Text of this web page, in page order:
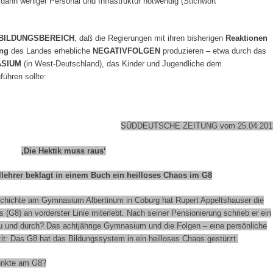
, daß die Regierungen mit ihren bisherigen Reaktionen
des Landes erhebliche NEGATIVFOLGEN produzieren – etwa durch das
(in West-Deutschland), das Kinder und Jugendliche dem
sollte:
SÜDDEUTSCHE ZEITUNG vom
‚Die Hektik muss raus‘
beklagt in einem Buch ein heilloses Chaos im G8
am Gymnasium Albertinum in Coburg hat Rupert Appeltshauser die
an vorderster Linie miterlebt. Nach seiner Pensionierung schrieb er ein
und durch? Das achtjährige Gymnasium und die Folgen – eine persönliche
Das G8 hat das Bildungssystem in ein heilloses Chaos gestürzt.
am G8?